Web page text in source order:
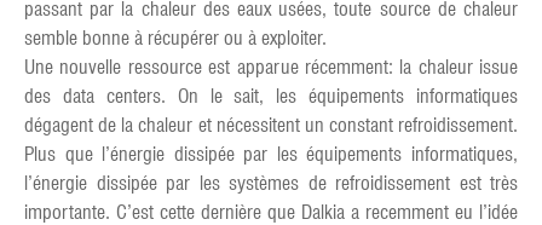
passant par la chaleur des eaux usées, toute source de chaleur
semble bonne à récupérer ou à exploiter.
Une nouvelle ressource est apparue récemment: la chaleur issue
des data centers. On le sait, les équipements informatiques
dégagent de la chaleur et nécessitent un constant refroidissement.
Plus que l’énergie dissipée par les équipements informatiques,
l’énergie dissipée par les systèmes de refroidissement est très
importante. C’est cette dernière que Dalkia a recemment eu l’idée